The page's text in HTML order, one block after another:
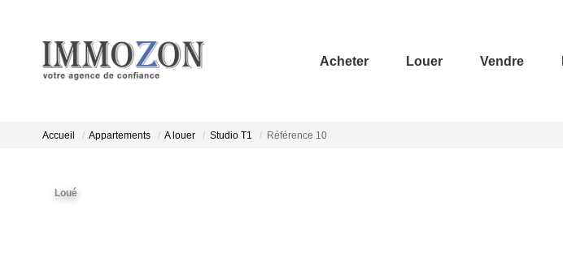
Acheter Louer Vendre
Accueil Appartements A louer Studio T1 Référence 10
Loué